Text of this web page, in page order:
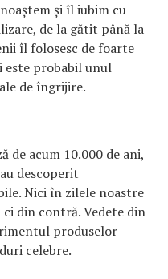
și îl iubim cu
de la gătit până la
îl folosesc de foarte
probabil unul
de îngrijire.
de acum 10.000 de ani,
descoperit
Nici în zilele noastre
din contră. Vedete din
produselor
celebre.